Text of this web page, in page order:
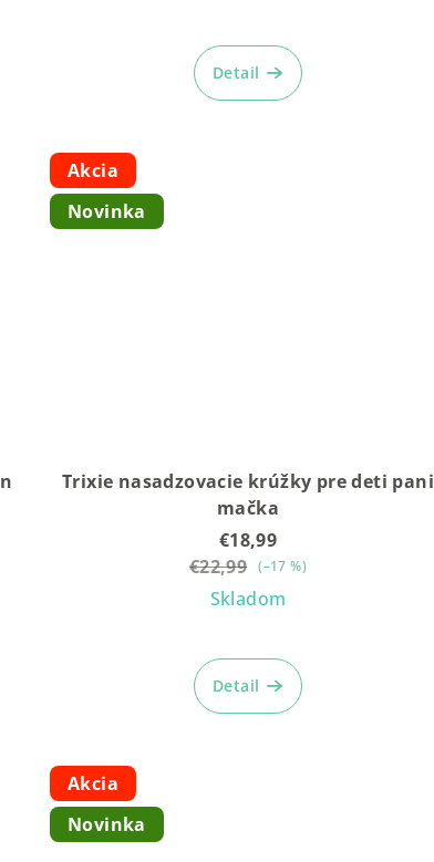
Detail
Akcia
Novinka
Trixie nasadzovacie krúžky pre deti pani
mačka
€18,99
€22,99 (–17 %)
Skladom
Detail
Akcia
Novinka